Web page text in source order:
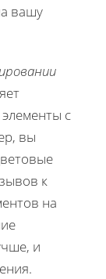
вашу
с
вы
к
на
и